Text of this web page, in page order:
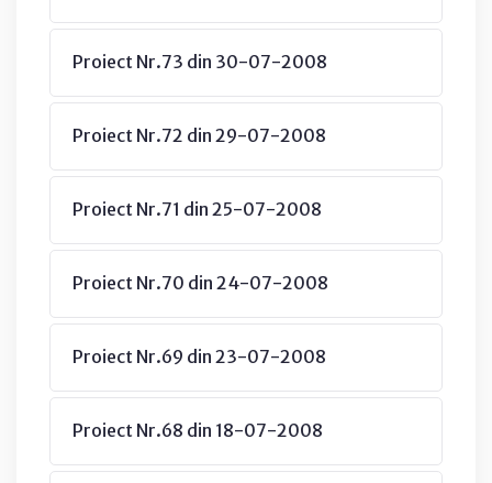
Proiect Nr.73 din 30-07-2008
Proiect Nr.72 din 29-07-2008
Proiect Nr.71 din 25-07-2008
Proiect Nr.70 din 24-07-2008
Proiect Nr.69 din 23-07-2008
Proiect Nr.68 din 18-07-2008